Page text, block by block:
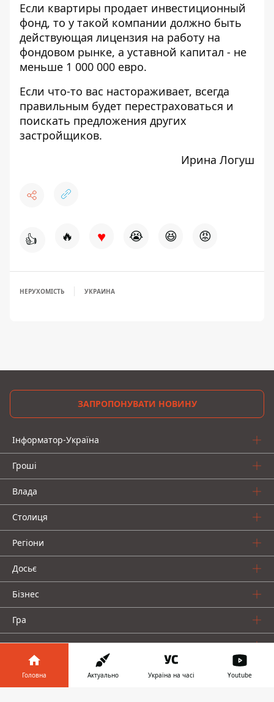
Если квартиры продает инвестиционный
фонд, то у такой компании должно быть
действующая лицензия на работу на
фондовом рынке, а уставной капитал - не
меньше 1 000 000 евро.
Если что-то вас настораживает, всегда
правильным будет перестраховаться и
поискать предложения других
застройщиков.
Ирина Логуш
👍 🔥 ♥ 😭 😆 😡
НЕРУХОМІСТЬ УКРАИНА
ЗАПРОПОНУВАТИ НОВИНУ
Інформатор-Україна
Гроші
Влада
Столиця
Регіони
Досьє
Бізнес
Гра
Про нас
Головна Актуально Україна на часі Youtube